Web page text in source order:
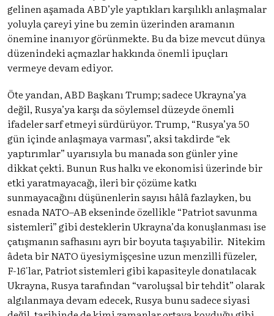
gelinen aşamada ABD’yle yaptıkları karşılıklı anlaşmalar
yoluyla çareyi yine bu zemin üzerinden aramanın
önemine inanıyor görünmekte. Bu da bize mevcut dünya
düzenindeki açmazlar hakkında önemli ipuçları
vermeye devam ediyor.
Öte yandan, ABD Başkanı Trump; sadece Ukrayna’ya
değil, Rusya’ya karşı da söylemsel düzeyde önemli
ifadeler sarf etmeyi sürdürüyor. Trump, “Rusya’ya 50
gün içinde anlaşmaya varması”, aksi takdirde “ek
yaptırımlar” uyarısıyla bu manada son günler yine
dikkat çekti. Bunun Rus halkı ve ekonomisi üzerinde bir
etki yaratmayacağı, ileri bir çözüme katkı
sunmayacağını düşünenlerin sayısı hâlâ fazlayken, bu
esnada NATO–AB ekseninde özellikle “Patriot savunma
sistemleri” gibi desteklerin Ukrayna’da konuşlanması ise
çatışmanın safhasını ayrı bir boyuta taşıyabilir. Nitekim
âdeta bir NATO üyesiymişçesine uzun menzilli füzeler,
F-16'lar, Patriot sistemleri gibi kapasiteyle donatılacak
Ukrayna, Rusya tarafından “varoluşsal bir tehdit” olarak
algılanmaya devam edecek, Rusya bunu sadece siyasi